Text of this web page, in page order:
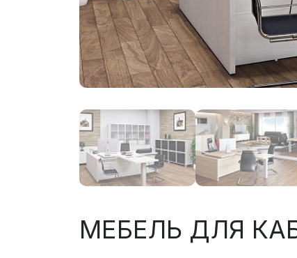
МЕБЕЛЬ ДЛЯ